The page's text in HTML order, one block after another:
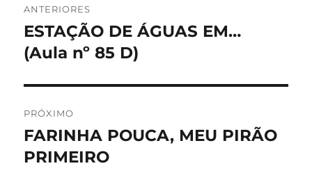
de
Post
ANTERIORES
Post
anterior:
ESTAÇÃO DE ÁGUAS EM…
(Aula nº 85 D)
PRÓXIMO
Próximo
post:
FARINHA POUCA, MEU PIRÃO
PRIMEIRO